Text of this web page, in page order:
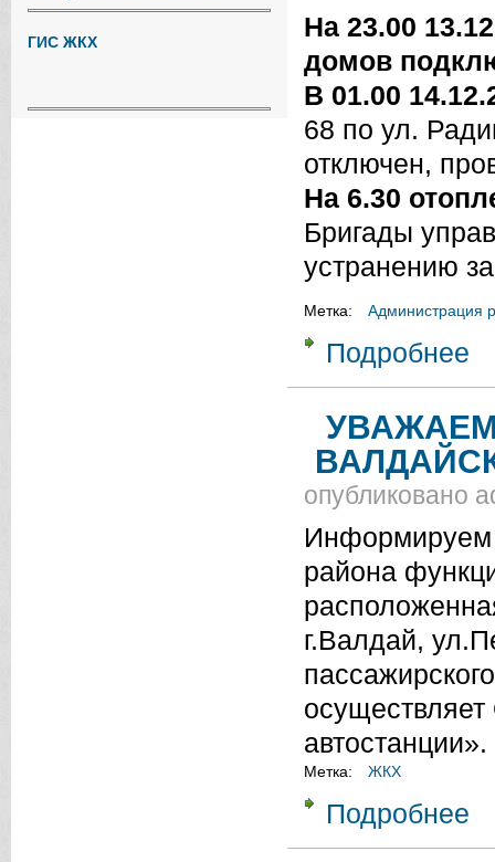
ГИС ЖКХ
На 23.00
домов
В 01.00
68 по ул.
отключен,
На 6.30
Бригады
устранению
Метка: Администрация
Подробнее
опубликовано
Информируем
района
г.Валдай,
автостанции».
Метка: ЖКХ
Подробнее